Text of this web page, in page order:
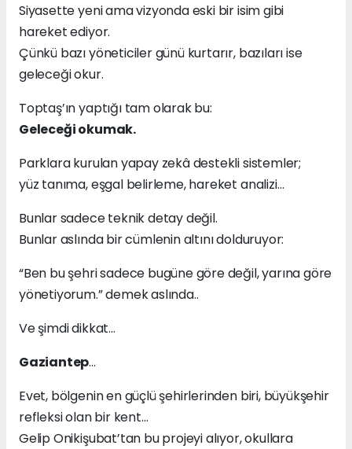
Siyasette yeni ama vizyonda eski bir isim gibi
hareket ediyor.
Çünkü bazı yöneticiler günü kurtarır, bazıları ise
geleceği okur.
Toptaş’ın yaptığı tam olarak bu:
Geleceği okumak.
Parklara kurulan yapay zekâ destekli sistemler;
yüz tanıma, eşgal belirleme, hareket analizi…
Bunlar sadece teknik detay değil.
Bunlar aslında bir cümlenin altını dolduruyor:
“Ben bu şehri sadece bugüne göre değil, yarına göre
yönetiyorum.” demek aslında..
Ve şimdi dikkat…
Gaziantep…
Evet, bölgenin en güçlü şehirlerinden biri, büyükşehir
refleksi olan bir kent…
Gelip Onikişubat’tan bu projeyi alıyor, okullara